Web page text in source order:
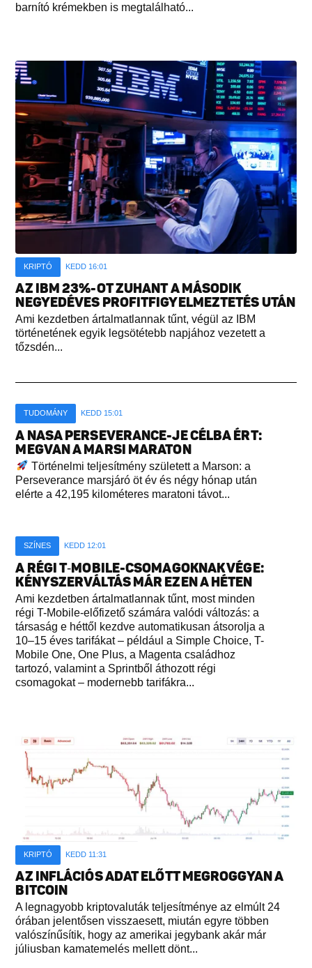
barnító krémekben is megtalálható...
KRIPTÓ KEDD 16:01
AZ IBM 23%-OT ZUHANT A MÁSODIK
NEGYEDÉVES PROFITFIGYELMEZTETÉS UTÁN
Ami kezdetben ártalmatlannak tűnt, végül az IBM
történetének egyik legsötétebb napjához vezetett a
tőzsdén...
TUDOMÁNY KEDD 15:01
A NASA PERSEVERANCE-JE CÉLBA ÉRT:
MEGVAN A MARSI MARATON
Történelmi teljesítmény született a Marson: a
Perseverance marsjáró öt év és négy hónap után
elérte a 42,195 kilométeres maratoni távot...
SZÍNES KEDD 12:01
A RÉGI T‑MOBILE-CSOMAGOKNAK VÉGE:
KÉNYSZERVÁLTÁS MÁR EZEN A HÉTEN
Ami kezdetben ártalmatlannak tűnt, most minden
régi T-Mobile-előfizető számára valódi változás: a
társaság e héttől kezdve automatikusan átsorolja a
10–15 éves tarifákat – például a Simple Choice, T-
Mobile One, One Plus, a Magenta családhoz
tartozó, valamint a Sprintből áthozott régi
csomagokat – modernebb tarifákra...
KRIPTÓ KEDD 11:31
AZ INFLÁCIÓS ADAT ELŐTT MEGROGGYAN A
BITCOIN
A legnagyobb kriptovaluták teljesítménye az elmúlt 24
órában jelentősen visszaesett, miután egyre többen
valószínűsítik, hogy az amerikai jegybank akár már
júliusban kamatemelés mellett dönt...